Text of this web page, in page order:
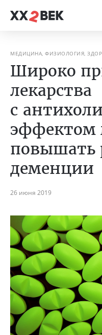
МЕДИЦИНА, ФИЗИОЛОГИЯ,
Широко
лекарства
с
эффектом
повышать
деменции
26 июня 2019